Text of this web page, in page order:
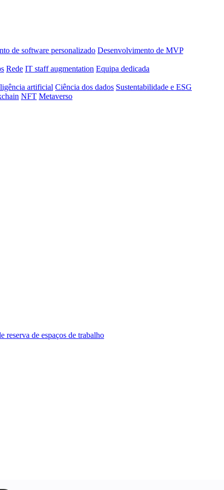
de software personalizado Desenvolvimento de MVP
Rede IT staff augmentation Equipa dedicada
artificial Ciência dos dados Sustentabilidade e ESG
NFT Metaverso
reserva de espaços de trabalho